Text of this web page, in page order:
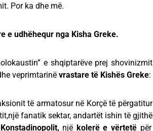
Por ka dhe më.
e udhëhequr nga Kisha Greke.
e shqiptarëve prej shovinizmit
veprimtarinë vrastare të Kishës Greke:
të armatosur në Korçë të përgatitur
fanatik sektar, andartët ishin të gjithë
një kolerë e vërtetë për